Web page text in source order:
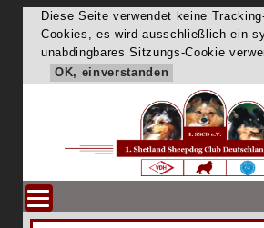
Diese Seite verwendet keine
Cookies, es wird ausschließlich ein
unabdingbares Sitzungs-Cookie
OK, einverstanden